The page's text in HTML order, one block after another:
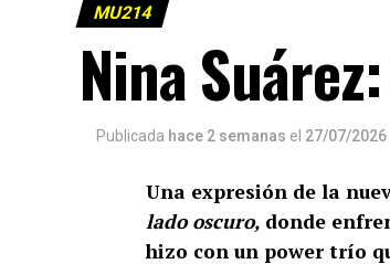
MU214
Nina
Publicada hace 2 semanas el 27/07/2026
Una expresión de la
lado oscuro, donde
hizo con un power trío